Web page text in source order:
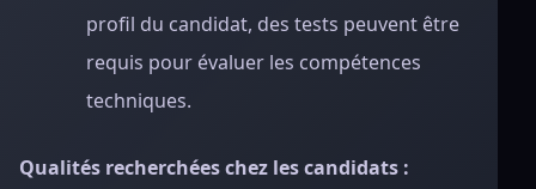
profil du candidat, des tests peuvent être
requis pour évaluer les compétences
techniques.
Qualités recherchées chez les candidats :